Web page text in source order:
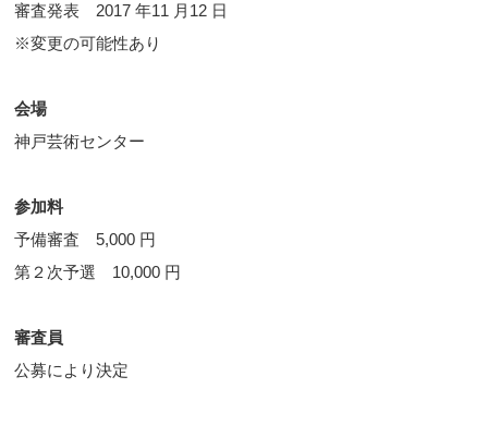
審査発表 2017 年11 月12 日
※変更の可能性あり
会場
神戸芸術センター
参加料
予備審査 5,000 円
第２次予選 10,000 円
審査員
公募により決定